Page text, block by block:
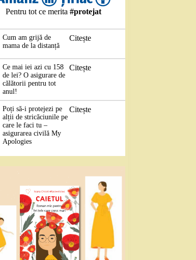
Pentru tot ce merita#protejat
Cum am grijă de
mama de la distanță
Citește
Ce mai iei azi cu 158
de lei? O asigurare de
călătorii pentru tot
anul!
Citește
Poți să-i protejezi pe
alții de stricăciunile pe
care le faci tu –
asigurarea civilă My
Apologies
Citește